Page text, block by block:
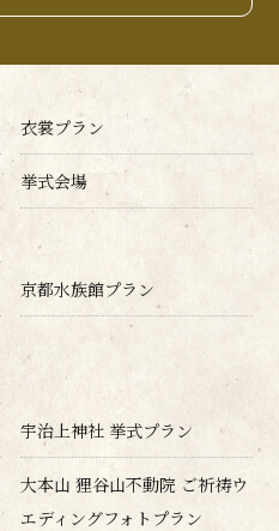
衣裳プラン
挙式会場
京都水族館プラン
宇治上神社 挙式プラン
大本山 狸谷山不動院 ご祈祷ウ
エディングフォトプラン